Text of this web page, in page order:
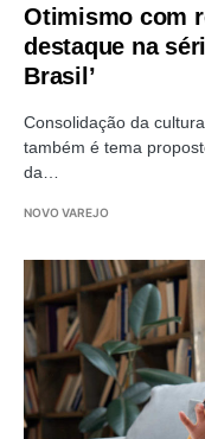
Otimismo com
destaque na
Brasil’
Consolidação da
também é tema
da…
NOVO VAREJO